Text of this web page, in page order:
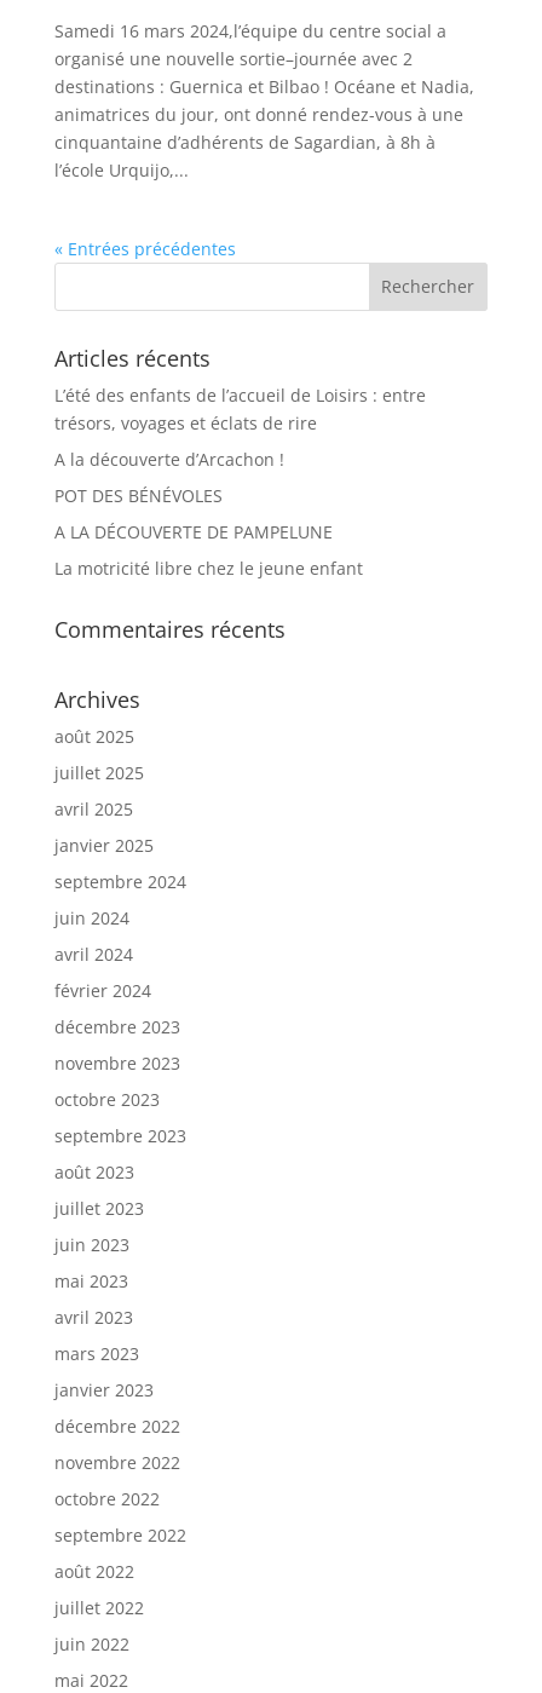
Samedi 16 mars 2024,l’équipe du centre social a
organisé une nouvelle sortie–journée avec 2
destinations : Guernica et Bilbao ! Océane et Nadia,
animatrices du jour, ont donné rendez-vous à une
cinquantaine d’adhérents de Sagardian, à 8h à
l’école Urquijo,...
« Entrées précédentes
Articles récents
L’été des enfants de l’accueil de Loisirs : entre
trésors, voyages et éclats de rire
A la découverte d’Arcachon !
POT DES BÉNÉVOLES
A LA DÉCOUVERTE DE PAMPELUNE
La motricité libre chez le jeune enfant
Commentaires récents
Archives
août 2025
juillet 2025
avril 2025
janvier 2025
septembre 2024
juin 2024
avril 2024
février 2024
décembre 2023
novembre 2023
octobre 2023
septembre 2023
août 2023
juillet 2023
juin 2023
mai 2023
avril 2023
mars 2023
janvier 2023
décembre 2022
novembre 2022
octobre 2022
septembre 2022
août 2022
juillet 2022
juin 2022
mai 2022